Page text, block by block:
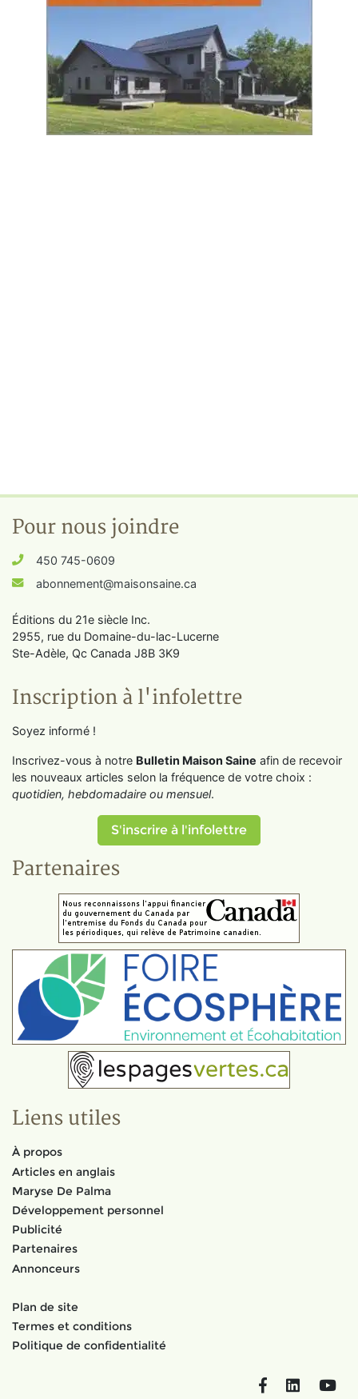
Pour nous joindre
450 745-0609
abonnement@maisonsaine.ca
Éditions du 21e siècle Inc.
2955, rue du Domaine-du-lac-Lucerne
Ste-Adèle, Qc Canada J8B 3K9
Inscription à l'infolettre
Soyez informé !
Inscrivez-vous à notre Bulletin Maison Saine afin de recevoir
les nouveaux articles selon la fréquence de votre choix :
quotidien, hebdomadaire ou mensuel.
S'inscrire à l'infolettre
Partenaires
Liens utiles
À propos
Articles en anglais
Maryse De Palma
Développement personnel
Publicité
Partenaires
Annonceurs
Plan de site
Termes et conditions
Politique de confidentialité
FacebookLinkedIn